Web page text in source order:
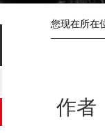
您现在所在
作者